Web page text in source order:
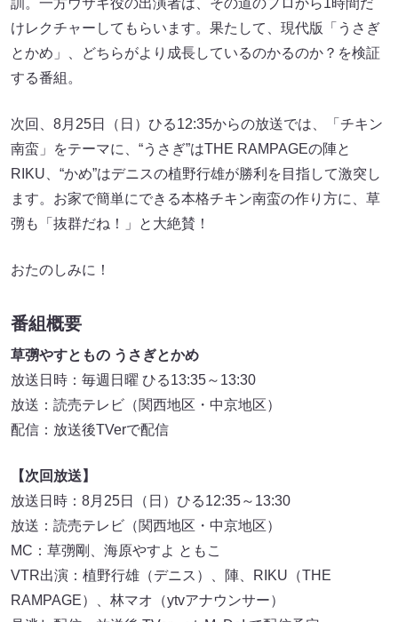
けレクチャーしてもらいます。果たして、現代版「うさぎ
とかめ」、どちらがより成長しているのかるのか？を検証
する番組。
次回、8月25日（日）ひる12:35からの放送では、「チキン
南蛮」をテーマに、“うさぎ”はTHE RAMPAGEの陣と
RIKU、“かめ”はデニスの植野行雄が勝利を目指して激突し
ます。お家で簡単にできる本格チキン南蛮の作り方に、草
彅も「抜群だね！」と大絶賛！
おたのしみに！
番組概要
草彅やすともの うさぎとかめ
放送日時：毎週日曜 ひる13:35～13:30
放送：読売テレビ（関西地区・中京地区）
配信：放送後TVerで配信
【次回放送】
放送日時：8月25日（日）ひる12:35～13:30
放送：読売テレビ（関西地区・中京地区）
MC：草彅剛、海原やすよ ともこ
VTR出演：植野行雄（デニス）、陣、RIKU（THE
RAMPAGE）、林マオ（ytvアナウンサー）